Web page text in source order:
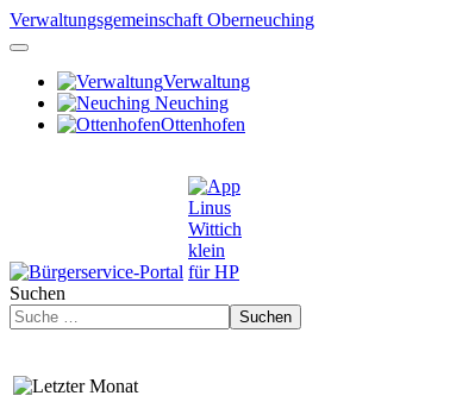
Verwaltungsgemeinschaft Oberneuching
Verwaltung
Neuching
Ottenhofen
Suchen
Suchen